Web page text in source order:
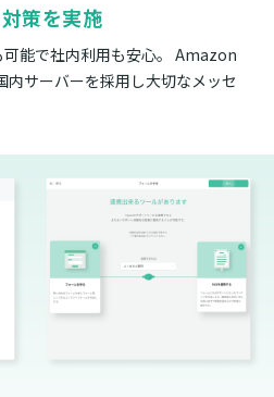
策を実施
能で社内利用も安心。 Amazon
内サーバーを採用し大切なメッセ